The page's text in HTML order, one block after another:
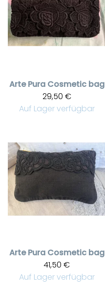
Arte Pura Cosmetic bag
29,50 €
Auf Lager verfügbar
Arte Pura Cosmetic bag
41,50 €
Auf Lager verfügbar